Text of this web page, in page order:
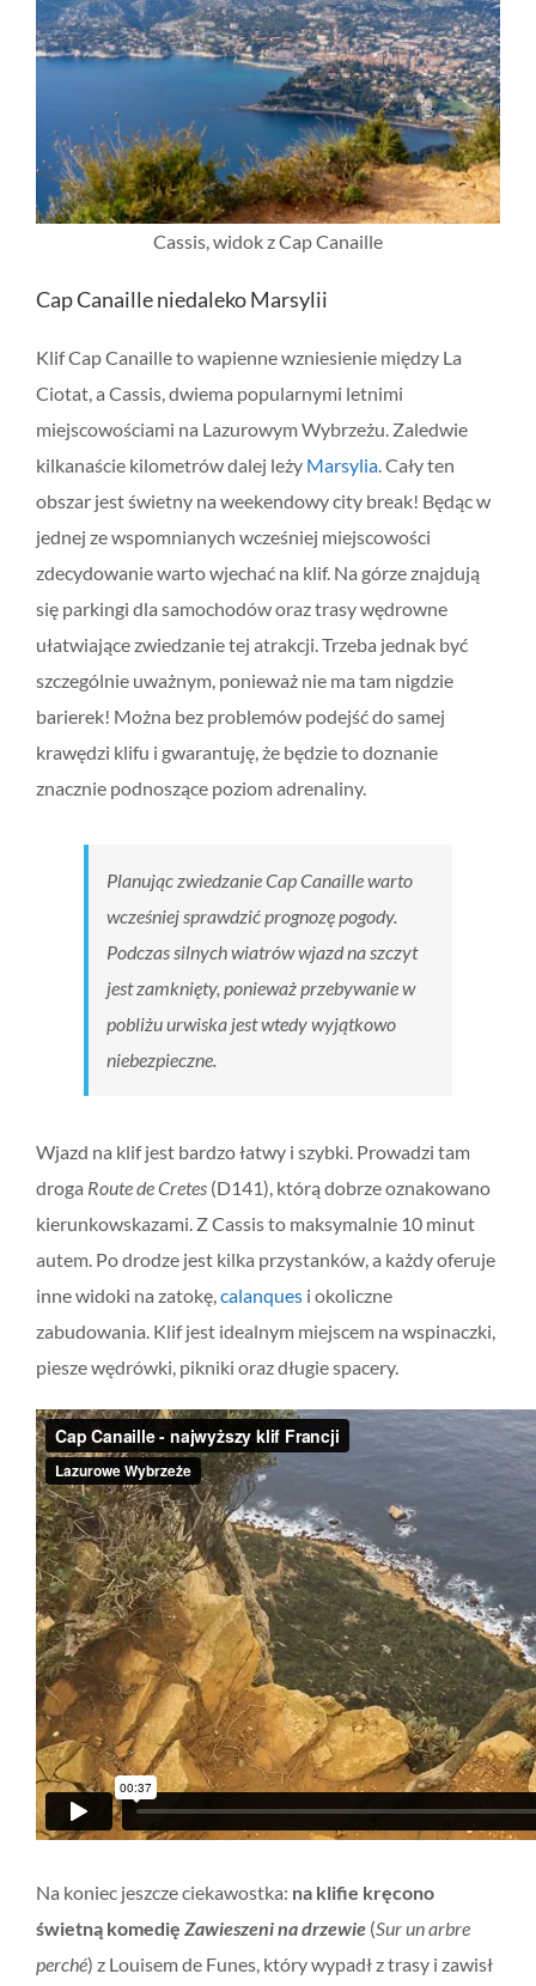
Cassis, widok z Cap Canaille
Cap Canaille niedaleko Marsylii
Klif Cap Canaille to wapienne wzniesienie między La
Ciotat, a Cassis, dwiema popularnymi letnimi
miejscowościami na Lazurowym Wybrzeżu. Zaledwie
kilkanaście kilometrów dalej leży Marsylia . Cały ten
obszar jest świetny na weekendowy city break! Będąc w
jednej ze wspomnianych wcześniej miejscowości
zdecydowanie warto wjechać na klif. Na górze znajdują
się parkingi dla samochodów oraz trasy wędrowne
ułatwiające zwiedzanie tej atrakcji. Trzeba jednak być
szczególnie uważnym, ponieważ nie ma tam nigdzie
barierek! Można bez problemów podejść do samej
krawędzi klifu i gwarantuję, że będzie to doznanie
znacznie podnoszące poziom adrenaliny.
Planując zwiedzanie Cap Canaille warto
wcześniej sprawdzić prognozę pogody.
Podczas silnych wiatrów wjazd na szczyt
jest zamknięty, ponieważ przebywanie w
pobliżu urwiska jest wtedy wyjątkowo
niebezpieczne.
Wjazd na klif jest bardzo łatwy i szybki. Prowadzi tam
droga Route de Cretes (D141), którą dobrze oznakowano
kierunkowskazami. Z Cassis to maksymalnie 10 minut
autem. Po drodze jest kilka przystanków, a każdy oferuje
inne widoki na zatokę, calanques i okoliczne
zabudowania. Klif jest idealnym miejscem na wspinaczki,
piesze wędrówki, pikniki oraz długie spacery.
Na koniec jeszcze ciekawostka: na klifie kręcono
świetną komedię Zawieszeni na drzewie (Sur un arbre
perché) z Louisem de Funes, który wypadł z trasy i zawisł